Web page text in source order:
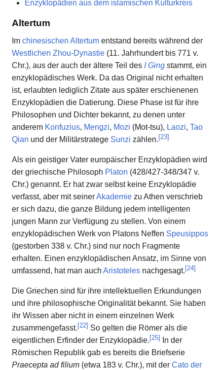
Enzyklopädien aus dem islamischen Kulturkreis
Altertum
Im chinesischen Altertum entstand bereits während der
Westlichen Zhou-Dynastie (11. Jahrhundert bis 771 v.
Chr.), aus der auch der ältere Teil des I Ging stammt, ein
enzyklopädisches Werk. Da das Original nicht erhalten
ist, erlaubten lediglich Zitate aus später erschienenen
Enzyklopädien die Datierung. Diese Phase ist für ihre
Philosophen und Dichter bekannt, zu denen unter
anderem Konfuzius, Mengzi, Mozi (Mot-tsu), Laozi, Tao
Qian und der Militärstratege Sunzi zählen.[23]
Als ein geistiger Vater europäischer Enzyklopädien wird
der griechische Philosoph Platon (428/427-348/347 v.
Chr.) genannt. Er hat zwar selbst keine Enzyklopädie
verfasst, aber mit seinerAkademie zu Athen verschrieb
er sich dazu, die ganze Bildung jedem intelligenten
jungen Mann zur Verfügung zu stellen. Von einem
enzyklopädischen Werk von Platons Neffen Speusippos
(gestorben 338 v. Chr.) sind nur noch Fragmente
erhalten. Einen enzyklopädischen Ansatz, im Sinne von
umfassend, hat man auch Aristoteles nachgesagt.[24]
Die Griechen sind für ihre intellektuellen Erkundungen
und ihre philosophische Originalität bekannt. Sie haben
ihr Wissen aber nicht in einem einzelnen Werk
zusammengefasst.[22] So gelten die Römer als die
eigentlichen Erfinder der Enzyklopädie.[25]
In der
Römischen Republik gab es bereits die Briefserie
Praecepta ad filium (etwa 183 v. Chr.), mit der Cato der